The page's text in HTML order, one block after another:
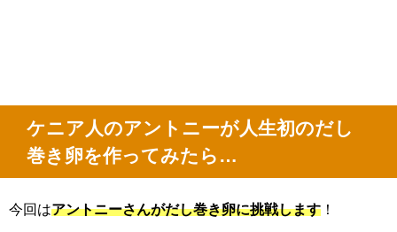
ケニア人のアントニーが人生初のだし
巻き卵を作ってみたら…
今回はアントニーさんがだし巻き卵に挑戦します ！